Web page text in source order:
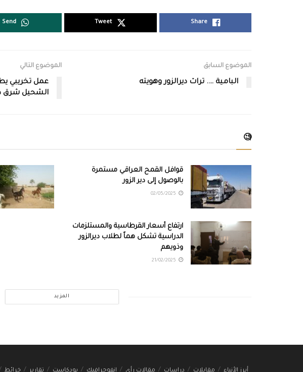
Share
Tweet
Send
الموضوع السابق
البامية …. تراث ديرالزور وهويته
الموضوع التالي
عمل تخريبي
الشحيل شرق
🧐
قوافل القمح العراقي مستمرة
بالوصول إلى دير الزور
ارتفاع أسعار القرطاسية والمستلزمات
الدراسية تشكل هماً لطلاب ديرالزور
وذويهم
المزيد